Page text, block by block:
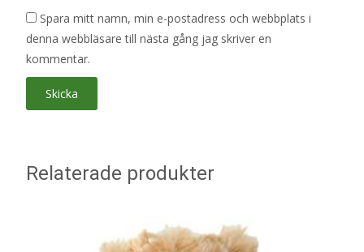
Spara mitt namn, min e-postadress och webbplats i
denna webbläsare till nästa gång jag skriver en
kommentar.
Relaterade produkter